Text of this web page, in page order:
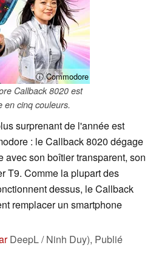
ⓘ Commodore
Callback 8020 est
en cinq couleurs.
surprenant de l'année est
: le Callback 8020 dégage
avec son boîtier transparent, son
T9. Comme la plupart des
dessus, le Callback
remplacer un smartphone
DeepL / Ninh Duy), Publié